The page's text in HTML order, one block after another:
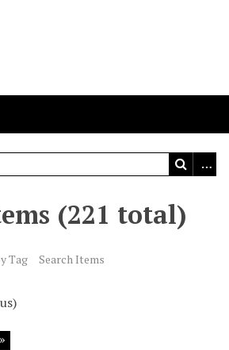
(221 total)
Tag Search Items